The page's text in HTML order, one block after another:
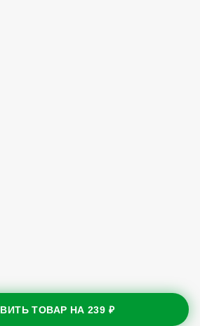
ТОВАР НА239 ₽